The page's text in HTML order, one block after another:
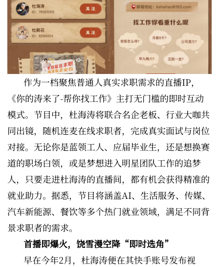
作为一档聚焦普通人真实求职需求的直播IP，
《你的涛来了-帮你找工作》主打无门槛的即时互动
模式。节目中，杜海涛将联合名企老板、行业大咖共
同出镜，随机连麦在线求职者，完成真实面试与岗位
对接。无论你是蓝领工人、应届毕业生，还是想换赛
道的职场白领，或是梦想进入明星团队工作的追梦
人，只要走进杜海涛的直播间，都有机会获得精准的
就业助力。据悉，节目将涵盖AI、生活服务、传媒、
汽车新能源、餐饮等多个热门就业领域，满足不同背
景求职者的需求。
首播即爆火，饶雪漫空降“即时选角”
早在今年2月，杜海涛便在其快手账号发布视